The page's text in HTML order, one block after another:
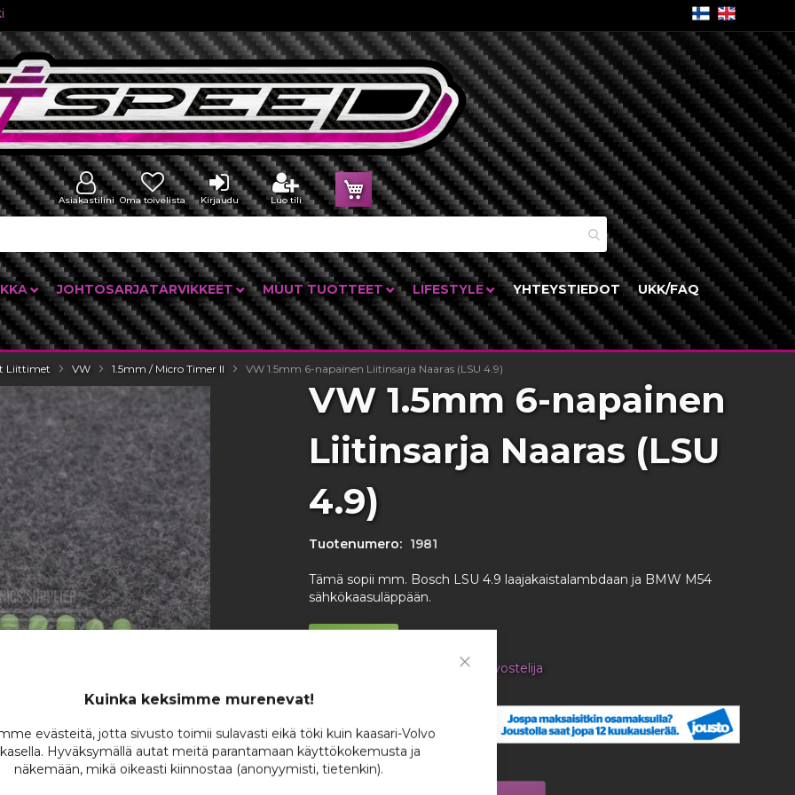
Kuinka keksimme murenevat!
evästeitä, jotta sivusto toimii sulavasti eikä töki kuin kaasari-Volvo
Hyväksymällä autat meitä parantamaan käyttökokemusta ja
näkemään, mikä oikeasti kiinnostaa (anonyymisti, tietenkin).
Ostoskori
Asiakastilini Oma toivelista Kirjaudu Luo tili
JOHTOSARJATARVIKKEET MUUT TUOTTEET LIFESTYLE YHTEYSTIEDOT UKK/FAQ
Liittimet VW 1.5mm / Micro Timer II VW 1.5mm 6-napainen Liitinsarja Naaras (LSU 4.9)
VW 1.5mm 6-napainen
Liitinsarja Naaras (LSU
4.9)
Tuotenumero: 1981
Tämä sopii mm. Bosch LSU 4.9 laajakaistalambdaan ja BMW M54
sähkökaasuläppään.
Varastossa
Ole ensimmäinen tuotteen arvostelija
/ kappale